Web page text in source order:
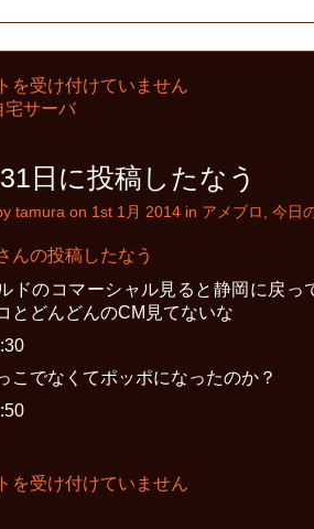
を受け付けていません
宅サーバ
日に投稿したなう
tamura on 1st 1月 2014 in アメブロ 今日
んの投稿したなう
ドのコマーシャル見ると静岡に戻っ
とどんどんのCM見てないな
こでなくてポッポになったのか？
を受け付けていません